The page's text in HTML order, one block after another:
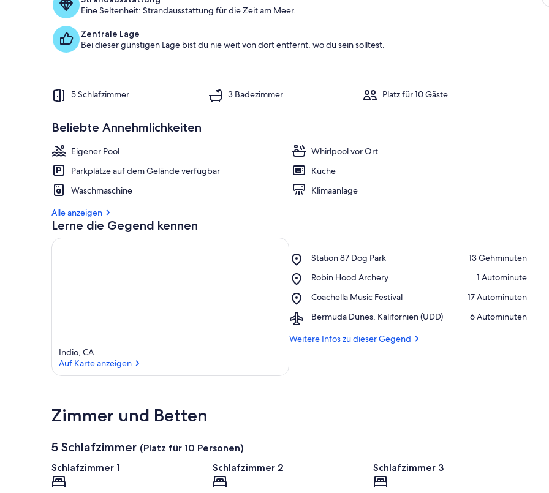
e
e
r
t
e
t
f
e
Eine Seltenheit: Strandausstattung für die Zeit am Meer.
Zentrale Lage
Bei dieser günstigen Lage bist du nie weit von dort entfernt, wo du sein solltest.
5 Schlafzimmer 3 Badezimmer Platz für 10 Gäste
Beliebte Annehmlichkeiten
Eigener Pool
Whirlpool vor Ort
Parkplätze auf dem Gelände verfügbar
Küche
Waschmaschine
Klimaanlage
Alle anzeigen
Lerne die Gegend kennen
Indio, CA
Auf Karte anzeigen
Station 87 Dog Park
Place,
87
Park
‪13 Gehminuten‬
Robin Hood Archery
Place,
Hood
‪1 Autominute‬
Coachella Music Festival
Place,
Music
‪17 Autominuten‬
Bermuda Dunes, Kalifornien (UDD)
Airport,
Dunes,
‪6 Autominuten‬
Weitere Infos zu dieser Gegend
Zimmer und Betten
5 Schlafzimmer (Platz für 10 Personen)
Schlafzimmer 1
Schlafzimmer 2 Schlafzimmer 3